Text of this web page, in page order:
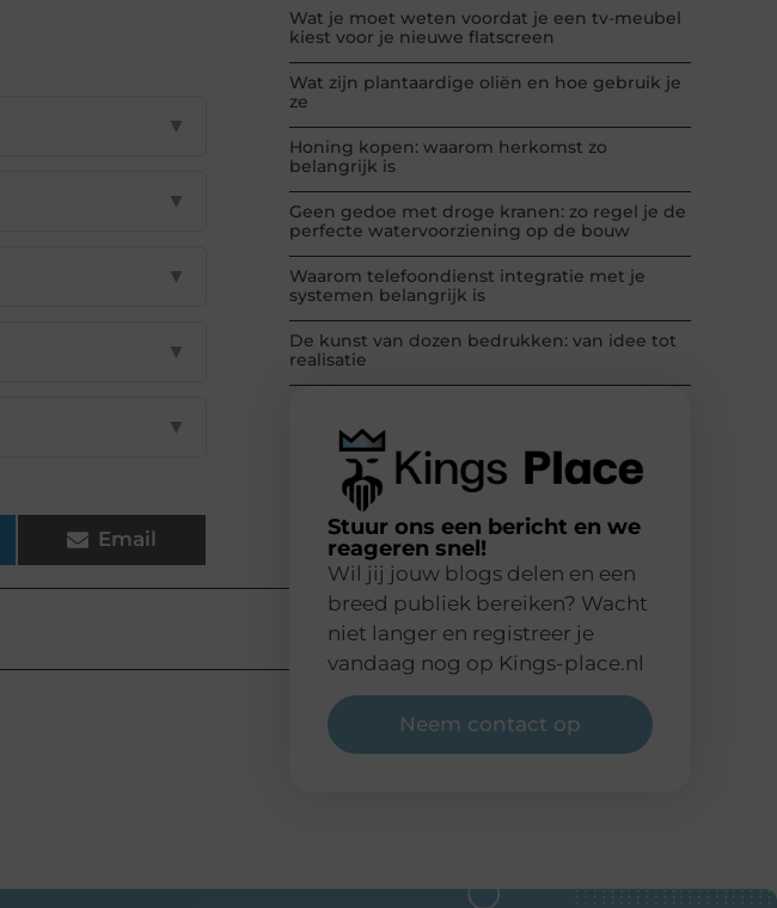
▼
▼
▼
▼
▼
Email
Wat je moet weten voordat je een tv-meubel
kiest voor je nieuwe flatscreen
Wat zijn plantaardige oliën en hoe gebruik je
ze
Honing kopen: waarom herkomst zo
belangrijk is
Geen gedoe met droge kranen: zo regel je de
perfecte watervoorziening op de bouw
Waarom telefoondienst integratie met je
systemen belangrijk is
De kunst van dozen bedrukken: van idee tot
realisatie
Stuur ons een bericht en we
reageren snel!
Wil jij jouw blogs delen en een
breed publiek bereiken? Wacht
niet langer en registreer je
vandaag nog op Kings-place.nl
Neem contact op